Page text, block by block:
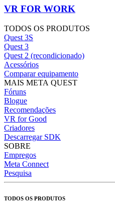
VR FOR WORK
TODOS OS PRODUTOS
Quest 3S
Quest 3
Quest 2 (recondicionado)
Acessórios
Comparar equipamento
MAIS META QUEST
Fóruns
Blogue
Recomendações
VR for Good
Criadores
Descarregar SDK
SOBRE
Empregos
Meta Connect
Pesquisa
TODOS OS PRODUTOS